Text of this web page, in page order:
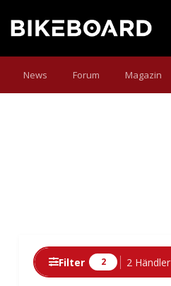
News Forum Magazin
Filter 2 2 Händler